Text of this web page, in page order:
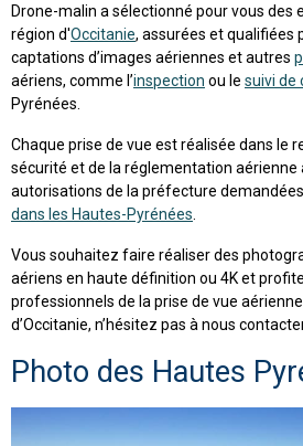
Drone-malin a sélectionné pour vous des
région d'Occitanie, assurées et qualifiées
captations d’images aériennes et autres
aériens, comme l’inspection ou le suivi de
Pyrénées.
Chaque prise de vue est réalisée dans le
sécurité et de la réglementation aérienne
autorisations de la préfecture
dans les Hautes-Pyrénées
Vous souhaitez faire réaliser des
aériens en haute définition ou 4K et
professionnels de la prise de vue
d’Occitanie, n’hésitez pas à nous
Photo des Hautes